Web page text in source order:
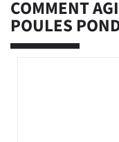
COMMENT
POULES